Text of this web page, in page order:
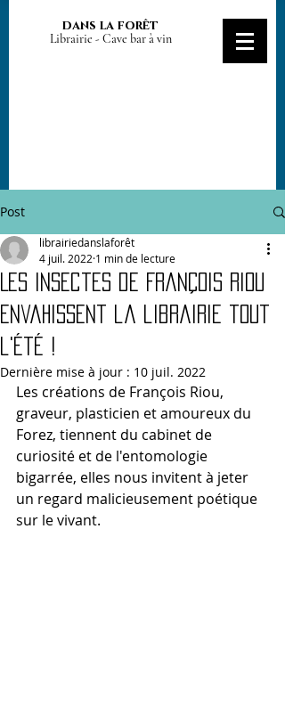
dans la forêt
Librairie - Cave bar à vin
Post
Les insectes de François Riou
envahissent la librairie tout
l'été !
librairiedanslaforêt
4 juil. 2022 1 min de lecture
Dernière mise à jour : 10 juil. 2022
Les créations de François Riou,
graveur, plasticien et amoureux du
Forez, tiennent du cabinet de
curiosité et de l'entomologie
bigarrée, elles nous invitent à jeter
un regard malicieusement poétique
sur le vivant.